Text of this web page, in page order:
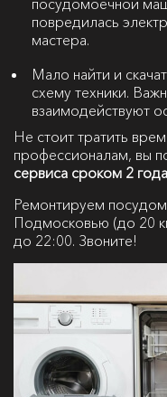
посудомоечной
повредилась
мастера.
Мало найти и
схему техники.
взаимодействуют
Не стоит тратить
профессионалам, вы
сервиса сроком 2 года
Ремонтируем
Подмосковью (до 20
до 22:00. Звоните!